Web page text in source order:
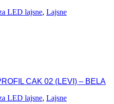
LED lajsne, Lajsne
CAK 02 (LEVI) – BELA
LED lajsne, Lajsne